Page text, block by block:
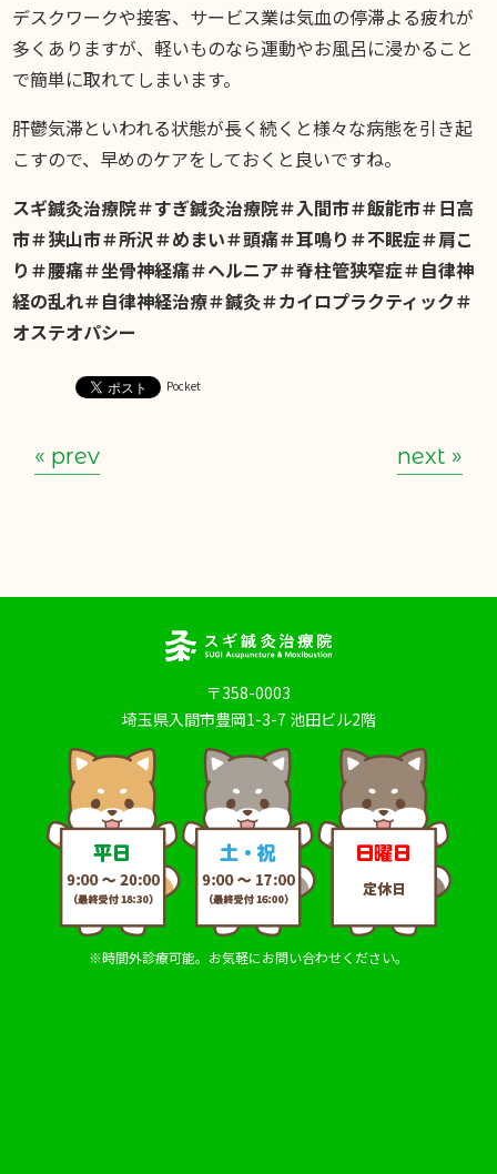
デスクワークや接客、サービス業は気血の停滞よる疲れが
多くありますが、軽いものなら運動やお風呂に浸かること
で簡単に取れてしまいます。
肝鬱気滞といわれる状態が長く続くと様々な病態を引き起
こすので、早めのケアをしておくと良いですね。
スギ鍼灸治療院＃すぎ鍼灸治療院＃入間市＃飯能市＃日高
市＃狭山市＃所沢＃めまい＃頭痛＃耳鳴り＃不眠症＃肩こ
り＃腰痛＃坐骨神経痛＃ヘルニア＃脊柱管狭窄症＃自律神
経の乱れ＃自律神経治療＃鍼灸＃カイロプラクティック＃
オステオパシー
Pocket
« prev next »
〒358-0003
埼玉県入間市豊岡1-3-7 池田ビル2階
※時間外診療可能。お気軽にお問い合わせください。